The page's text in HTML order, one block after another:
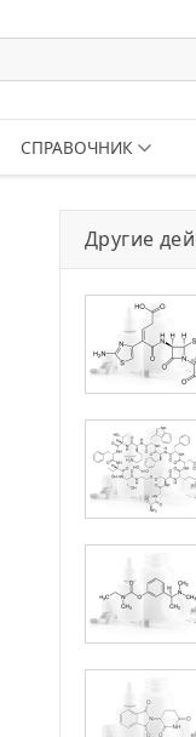
СПРАВОЧНИК
Другие